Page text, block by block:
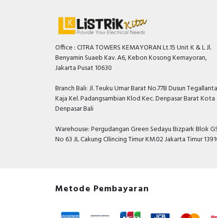
Office : CITRA TOWERS KEMAYORAN Lt.15 Unit K & L Jl.
Benyamin Suaeb Kav. A6, Kebon Kosong Kemayoran,
Jakarta Pusat 10630
Branch Bali: Jl. Teuku Umar Barat No.77B Dusun
Kaja Kel. Padangsambian Klod Kec. Denpasar Barat Kota
Denpasar Bali
Warehouse: Pergudangan Green Sedayu Bizpark Blok
No 63 JL Cakung CIlincing Timur KM.02 Jakarta Timur
Metode Pembayaran